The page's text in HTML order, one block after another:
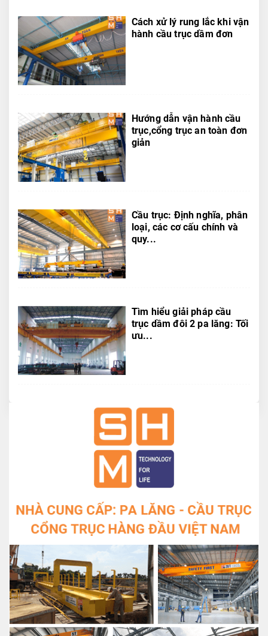
Cách xử lý rung lắc khi vận
hành cầu trục dầm đơn
Hướng dẫn vận hành cầu
trục,cổng trục an toàn đơn
giản
Cầu trục: Định nghĩa, phân
loại, các cơ cấu chính và
quy...
Tìm hiểu giải pháp cầu
trục dầm đôi 2 pa lăng: Tối
ưu...